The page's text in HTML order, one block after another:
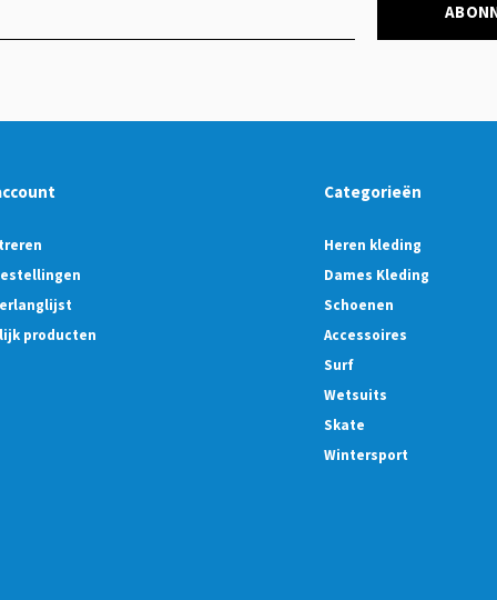
producten
Categorieën
Heren kleding
Dames Kleding
Schoenen
Accessoires
Surf
Wetsuits
Skate
Wintersport